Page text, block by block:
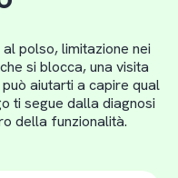
polso, limitazione nei
si blocca, una visita
aiutarti a capire qual
ti segue dalla diagnosi
della funzionalità.